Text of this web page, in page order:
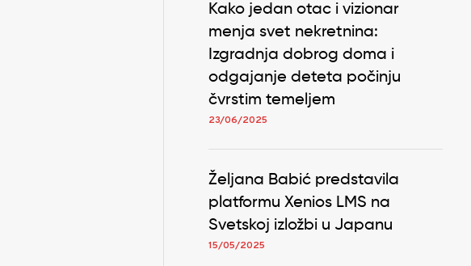
Kako jedan otac i vizionar
menja svet nekretnina:
Izgradnja dobrog doma i
odgajanje deteta počinju
čvrstim temeljem
23/06/2025
Željana Babić predstavila
platformu Xenios LMS na
Svetskoj izložbi u Japanu
15/05/2025